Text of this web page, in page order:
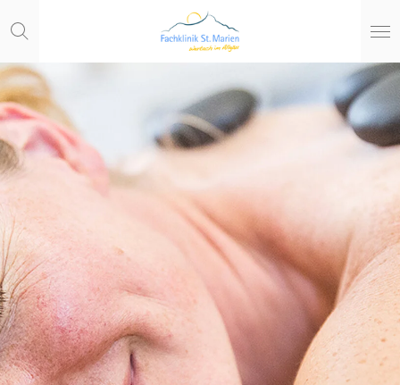
Zum
Hauptinhalt
springen